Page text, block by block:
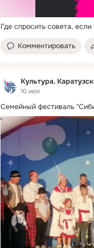
Где спросить совета,
Комментировать
Культура.
10 июл
Семейный фестиваль